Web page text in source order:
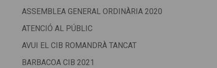
ASSEMBLEA GENERAL ORDINÀRIA 2020
ATENCIÓ AL PÚBLIC
AVUI EL CIB ROMANDRÀ TANCAT
BARBACOA CIB 2021